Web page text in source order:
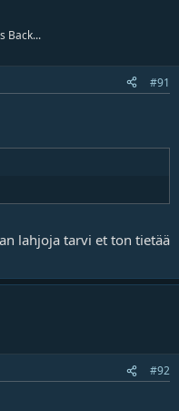
Back...
#91
lahjoja tarvi et ton tietää
#92